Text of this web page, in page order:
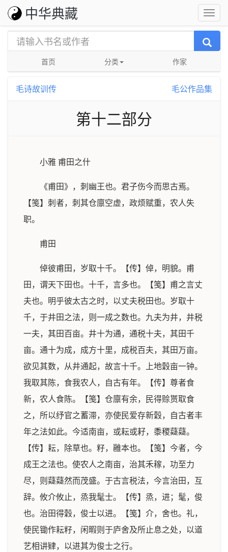
中华典藏
首页 分类 作家
毛诗故训传 毛公作品集
第十二部分
小雅 甫田之什
《甫田》，刺幽王也。君子伤今而思古焉。
【笺】刺者，刺其仓廪空虚，政烦赋重，农人失
职。
甫田
倬彼甫田，岁取十千。【传】倬，明貌。甫
田，谓天下田也。十千，言多也。【笺】甫之言丈
夫也。明乎彼太古之时，以丈夫税田也。岁取十
千，于井田之法，则一成之数也。九夫为井，井税
一夫，其田百亩。井十为通，通税十夫，其田千
亩。通十为成，成方十里，成税百夫，其田万亩。
欲见其数，从井通起，故言十千。上地穀亩一钟。
我取其陈，食我农人，自古有年。【传】尊者食
新，农人食陈。【笺】仓廪有余，民得赊贳取食
之，所以纾官之蓄滞，亦使民爱存新穀，自古者丰
年之法如此。今适南亩，或耘或耔，黍稷薿薿。
【传】耘，除草也。籽，雝本也。【笺】今者，今
成王之法也。使农人之南亩，治其禾稼，功至力
尽，则薿薿然而茂盛。于古言税法，今言治田，互
辞。攸介攸止，烝我髦士。【传】烝，进；髦，俊
也。治田得穀，俊士以进。【笺】介，舍也。礼，
使民锄作耘籽，闲暇则于庐舍及所止息之处，以道
艺相讲肄，以进其为俊士之行。